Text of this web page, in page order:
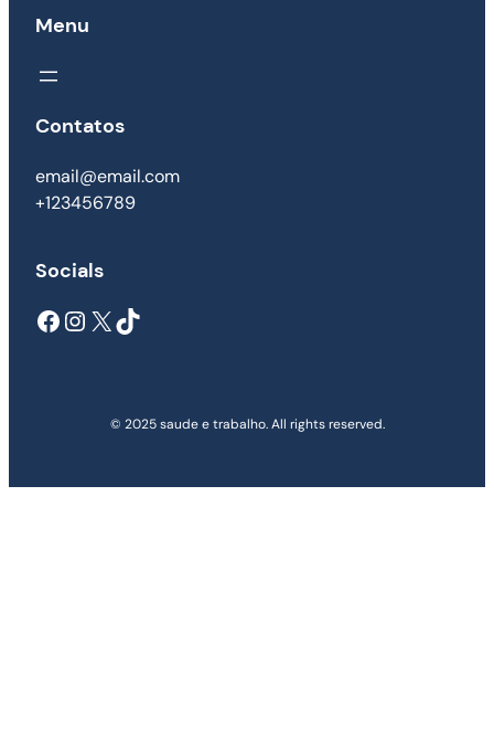
Menu
Contatos
email@email.com
+123456789
Socials
Facebook Instagram X TikTok
© 2025 saude e trabalho. All rights reserved.